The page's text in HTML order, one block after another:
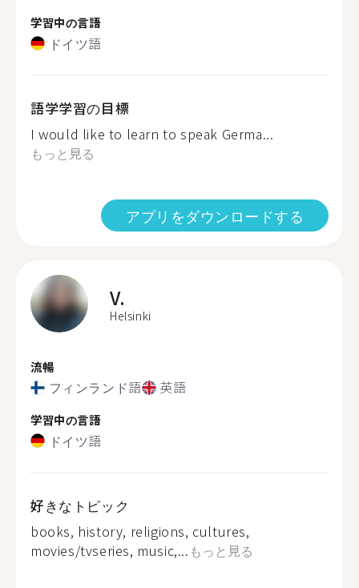
学習中の言語
ドイツ語
語学学習の目標
I would like to learn to speak Germa...
もっと見る
アプリをダウンロードする
V.
Helsinki
流暢
フィンランド語 英語
学習中の言語
ドイツ語
好きなトピック
books, history, religions, cultures,
movies/tvseries, music,... もっと見る